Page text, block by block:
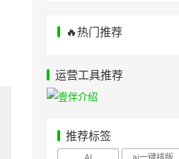
🔥热门推荐
运营工具推荐
推荐标签